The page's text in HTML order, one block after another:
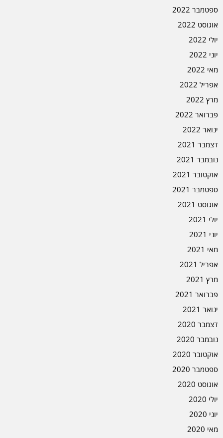
ספטמבר 2022
אוגוסט 2022
יולי 2022
יוני 2022
מאי 2022
אפריל 2022
מרץ 2022
פברואר 2022
ינואר 2022
דצמבר 2021
נובמבר 2021
אוקטובר 2021
ספטמבר 2021
אוגוסט 2021
יולי 2021
יוני 2021
מאי 2021
אפריל 2021
מרץ 2021
פברואר 2021
ינואר 2021
דצמבר 2020
נובמבר 2020
אוקטובר 2020
ספטמבר 2020
אוגוסט 2020
יולי 2020
יוני 2020
מאי 2020